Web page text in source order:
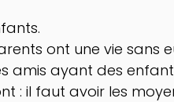
ont une vie sans
amis ayant des
: il faut avoir les